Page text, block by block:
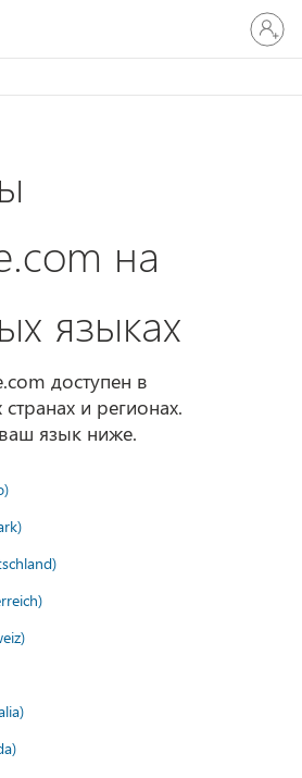
в
на
языках
доступен в
и регионах.
язык ниже.